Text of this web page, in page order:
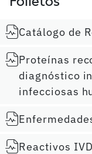
Catálogo de
Proteínas
diagnóstico
infecciosas
Reactivos